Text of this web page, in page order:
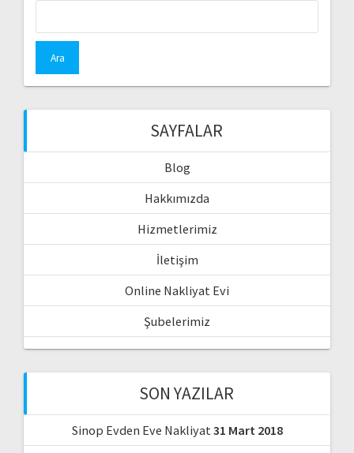
SAYFALAR
Blog
Hakkımızda
Hizmetlerimiz
İletişim
Online Nakliyat Evi
Şubelerimiz
SON YAZILAR
Sinop Evden Eve Nakliyat31 Mart 2018